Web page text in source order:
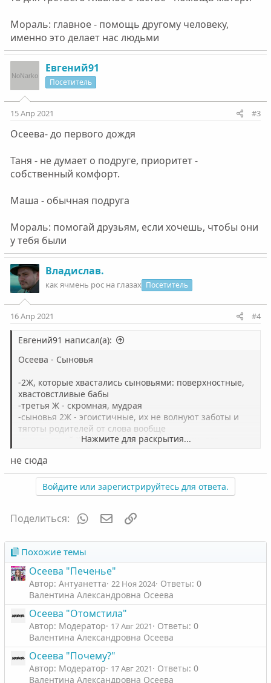
Мораль: главное - помощь другому человеку,
именно это делает нас людьми
Евгений91
Посетитель
15 Апр 2021 #3
Осеева- до первого дождя
Таня - не думает о подруге, приоритет -
собственный комфорт.
Маша - обычная подруга
Мораль: помогай друзьям, если хочешь, чтобы они
у тебя были
Владислав.
как ячмень рос на глазах Посетитель
16 Апр 2021 #4
Евгений91 написал(а):
Осеева - Сыновья
-2Ж, которые хвастались сыновьями: поверхностные,
хвастовстливые бабы
-третья Ж - скромная, мудрая
-сыновья 2Ж - эгоистичные, их не волнуют заботы и
тяготы родителей от слова вообще
-сын третьей Ж - помощник, любящий сын, для
Если для первых двух в кайф делать колесо и петь, то
для третьего главное счастье - помощь матери
это делает нас людьми
Нажмите для раскрытия...
не сюда
Войдите или зарегистрируйтесь для ответа.
Поделиться: WhatsAppЭлектронная почта
Похожие темы
Осеева "Печенье"
Автор: Антуанетта 22 Ноя 2024 Ответы: 0
Валентина Александровна Осеева
Осеева "Отомстила"
Автор: Модератор 17 Авг 2021
Ответы: 0
Валентина Александровна Осеева
Осеева "Почему?"
Автор: Модератор 17 Авг 2021
Ответы: 0
Валентина Александровна Осеева